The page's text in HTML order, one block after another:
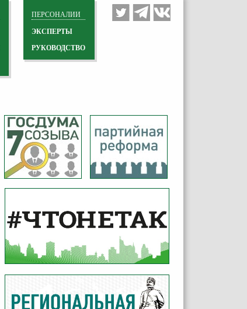
ПЕРСОНАЛИИ
ЭКСПЕРТЫ
РУКОВОДСТВО